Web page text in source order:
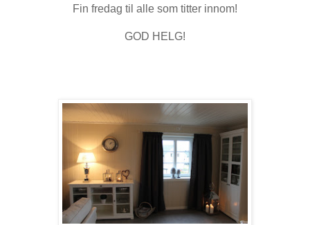
Fin fredag til alle som titter innom!
GOD HELG!